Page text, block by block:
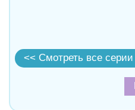
<< Смотреть все